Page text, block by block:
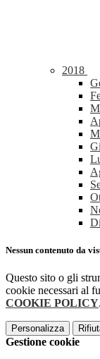
2018
Nessun contenuto da
Questo sito o gli
cookie necessari al
COOKIE POLICY.
Personalizza
Gestione cookie